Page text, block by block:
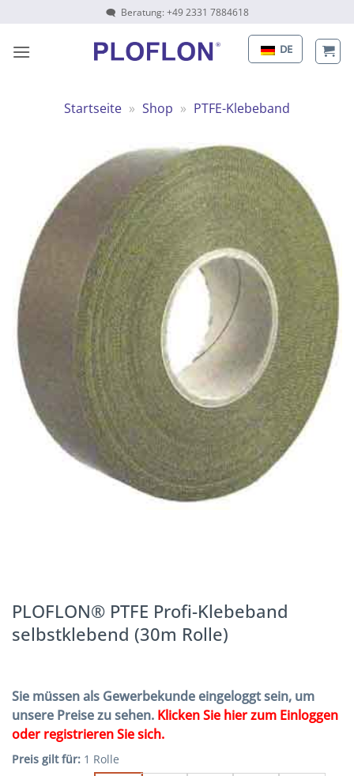
springen
🗨 Beratung: +49 2331 7884618
DE
Startseite » Shop » PTFE-Klebeband
PLOFLON® PTFE Profi-Klebeband
selbstklebend (30m Rolle)
Sie müssen als Gewerbekunde eingeloggt sein, um
unsere Preise zu sehen. Klicken Sie hier zum Einloggen
oder registrieren Sie sich.
Preis gilt für: 1 Rolle